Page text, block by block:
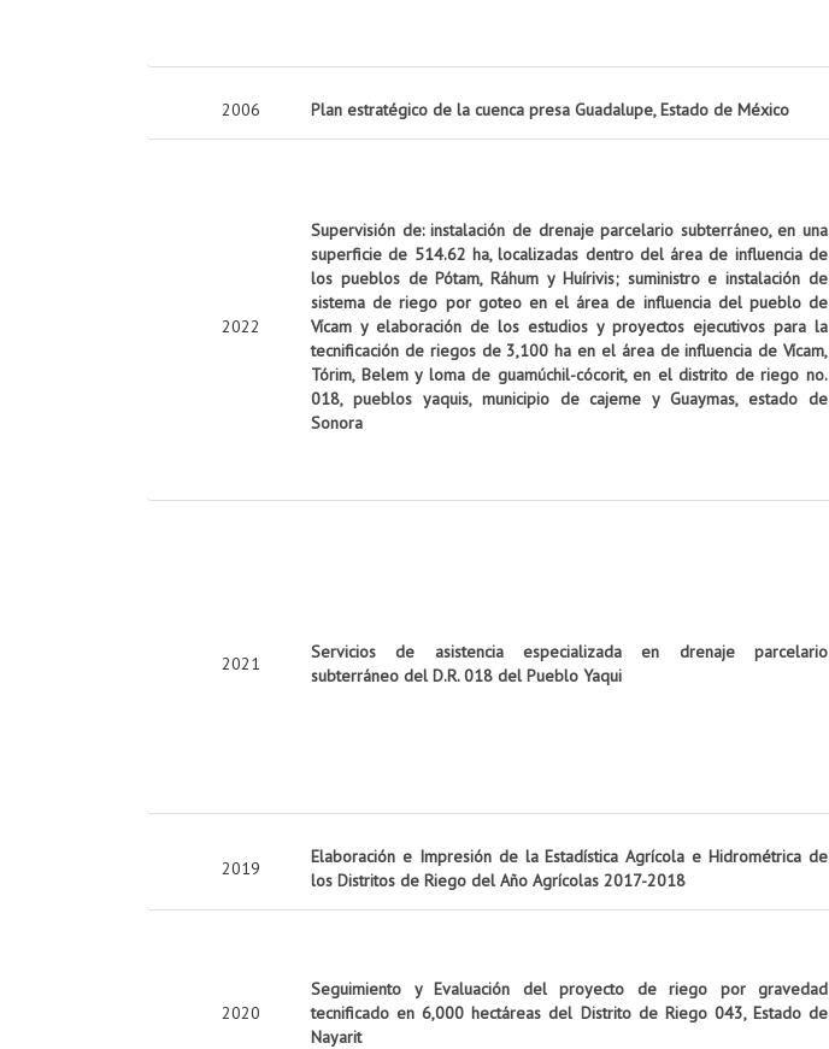
2006 Plan estratégico de la cuenca presa Guadalupe, Estado de México
2022
Supervisión de: instalación de drenaje parcelario subterráneo, en una
superficie de 514.62 ha, localizadas dentro del área de influencia de
los pueblos de Pótam, Ráhum y Huírivis; suministro e instalación de
sistema de riego por goteo en el área de influencia del pueblo de
Vícam y elaboración de los estudios y proyectos ejecutivos para la
tecnificación de riegos de 3,100 ha en el área de influencia de Vícam,
Tórim, Belem y loma de guamúchil-cócorit, en el distrito de riego no.
018, pueblos yaquis, municipio de cajeme y Guaymas, estado de
Sonora
2021
Servicios de asistencia especializada en drenaje parcelario
subterráneo del D.R. 018 del Pueblo Yaqui
2019
Elaboración e Impresión de la Estadística Agrícola e Hidrométrica de
los Distritos de Riego del Año Agrícolas 2017-2018
2020
Seguimiento y Evaluación del proyecto de riego por gravedad
tecnificado en 6,000 hectáreas del Distrito de Riego 043, Estado de
Nayarit